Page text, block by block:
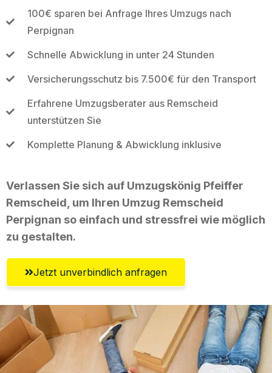
100€ sparen bei Anfrage Ihres Umzugs nach
Perpignan
Schnelle Abwicklung in unter 24 Stunden
Versicherungsschutz bis 7.500€ für den Transport
Erfahrene Umzugsberater aus Remscheid
unterstützen Sie
Komplette Planung & Abwicklung inklusive
Verlassen Sie sich auf Umzugskönig Pfeiffer
Remscheid, um Ihren Umzug Remscheid
Perpignan so einfach und stressfrei wie möglich
zu gestalten.
Jetzt unverbindlich anfragen